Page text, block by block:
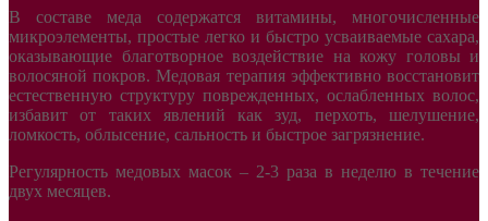
В составе меда содержатся витамины, многочисленные
микроэлементы, простые легко и быстро усваиваемые сахара,
оказывающие благотворное воздействие на кожу головы и
волосяной покров. Медовая терапия эффективно восстановит
естественную структуру поврежденных, ослабленных волос,
избавит от таких явлений как зуд, перхоть, шелушение,
ломкость, облысение, сальность и быстрое загрязнение.
Регулярность медовых масок – 2-3 раза в неделю в течение
двух месяцев.